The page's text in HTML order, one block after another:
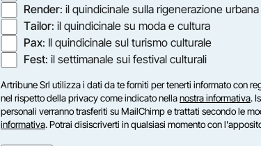
Render: il quindicinale sulla rigenerazione urbana
Tailor: il quindicinale su moda e cultura
Pax: Il quindicinale sul turismo culturale
Fest: il settimanale sui festival culturali
Artribune Srl utilizza i dati da te forniti per tenerti informato con
nel rispetto della privacy come indicato nellanostra informativa.
personali verranno trasferiti su MailChimp e trattati secondo le
informativa. Potrai disiscriverti in qualsiasi momento con